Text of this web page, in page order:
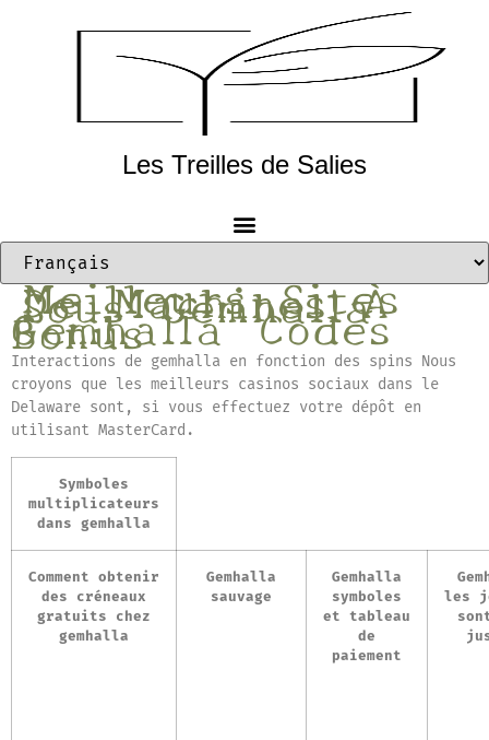
Les Treilles de Salies
Meilleurs Sites
De Machines À
Sous Gemhalla
Gemhalla Codes
Bonus
Interactions de gemhalla en fonction des spins Nous
croyons que les meilleurs casinos sociaux dans le
Delaware sont, si vous effectuez votre dépôt en
utilisant MasterCard.
Symboles
multiplicateurs
dans gemhalla
Comment obtenir
des créneaux
gratuits chez
gemhalla
Gemhalla
sauvage
Gemhalla
symboles
et tableau
de
paiement
les